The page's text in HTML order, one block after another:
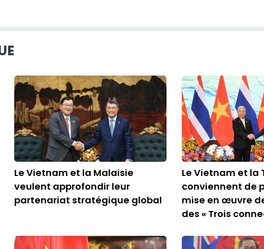
Le Vietnam et la Malaisie
veulent approfondir leur
partenariat stratégique global
Le Vietnam et la
conviennent de
mise en œuvre
des « Trois